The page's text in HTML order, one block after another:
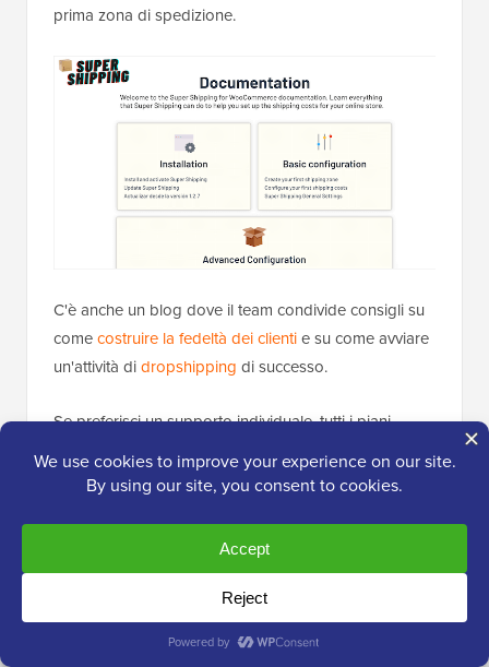
prima zona di spedizione.
C'è anche un blog dove il team condivide consigli su
comecostruire la fedeltà dei clientie su come avviare
un'attività didropshipping di successo.
Se preferisci un supporto individuale, tutti i piani
professionale. Invia semplicemente un ticket e un
Quando invii un ticket, è una buona idea includere
quante più informazioni possibili, in modo che il team
di Super Shipping possa comprendere appieno il tuo